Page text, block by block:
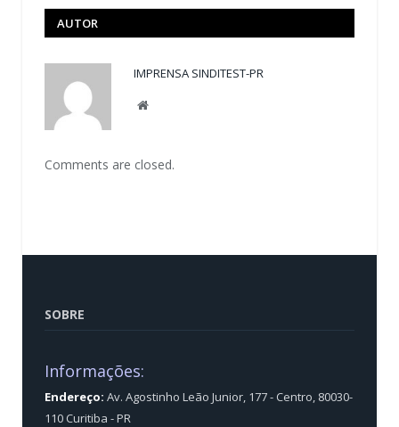
AUTOR
IMPRENSA SINDITEST-PR
Website
Comments are closed.
SOBRE
Informações:
Endereço: Av. Agostinho Leão Junior, 177 - Centro, 80030-
110 Curitiba - PR